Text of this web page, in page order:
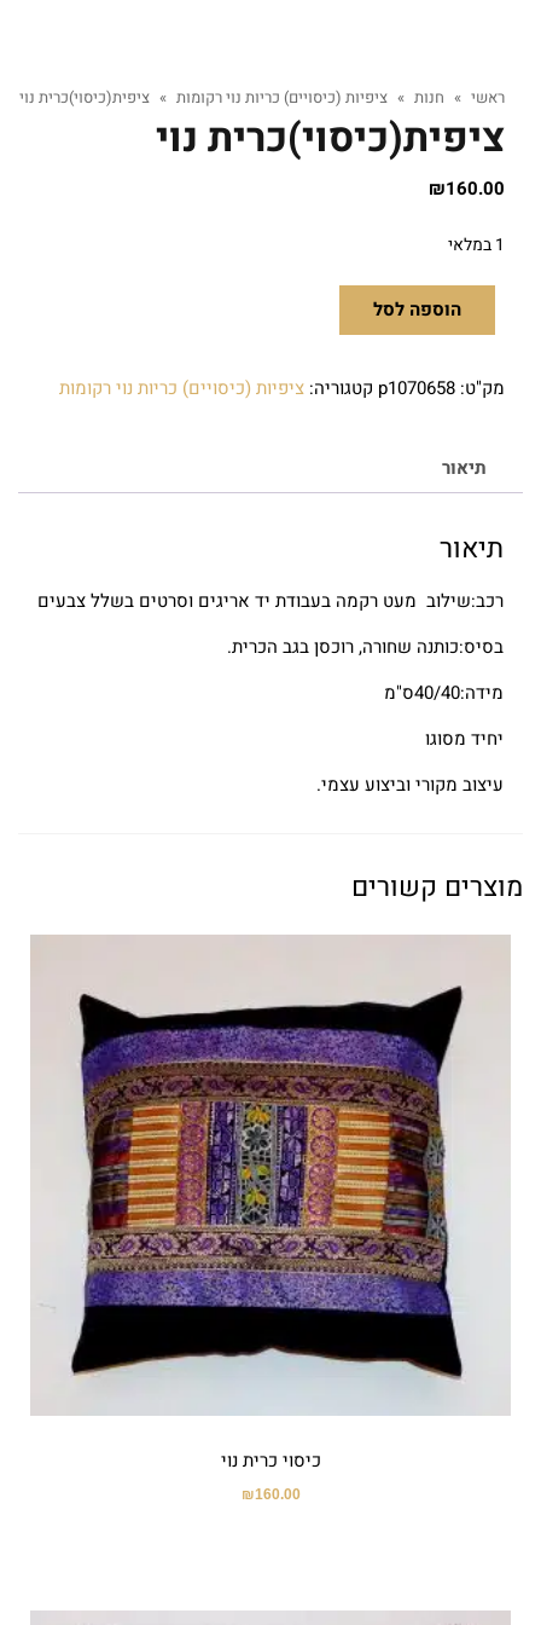
ראשי » חנות » ציפיות (כיסויים) כריות נוי רקומות » ציפית(כיסוי)כרית נוי
ציפית(כיסוי)כרית נוי
₪160.00
1 במלאי
הוספה לסל
מק"ט: p1070658 קטגוריה: ציפיות (כיסויים) כריות נוי רקומות
תיאור
תיאור
רכב:שילוב מעט רקמה בעבודת יד אריגים וסרטים בשלל צבעים
בסיס:כותנה שחורה, רוכסן בגב הכרית.
מידה:40/40ס"מ
יחיד מסוגו
עיצוב מקורי וביצוע עצמי.
מוצרים קשורים
כיסוי כרית נוי
₪160.00